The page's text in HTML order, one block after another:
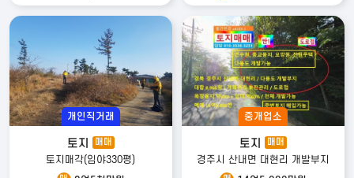
개인직거래
토지 매매
토지매각(임야330평)
중개업소
토지 매매
경주시 산내면 대현리 개발부지